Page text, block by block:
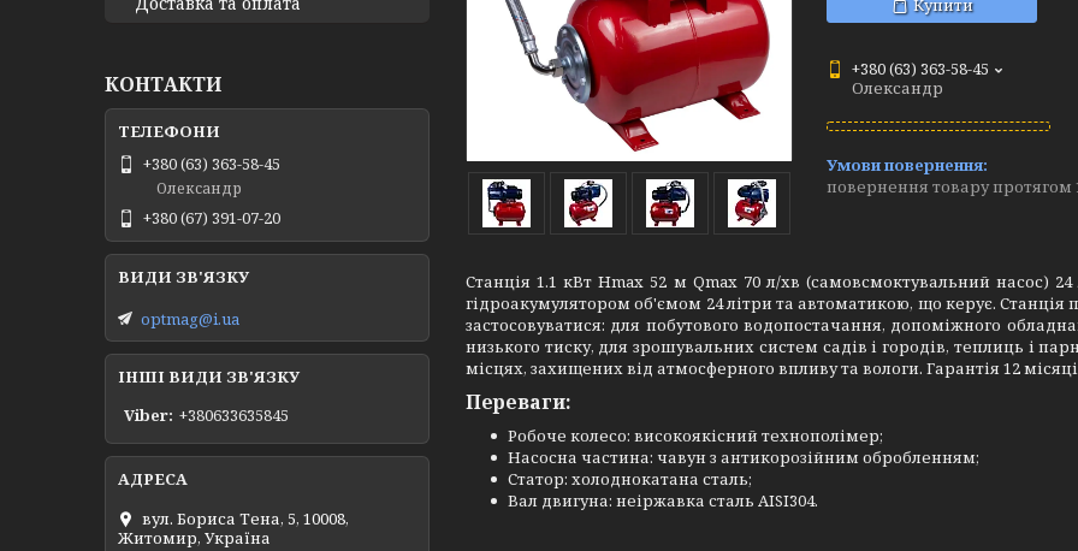
Купити
+380 (63) 363-58-45
Олександр
повернення товару протягом
Станція 1.1 кВт Hmax 52 м Qmax 70 л/хв (самовсмоктувальний насос) 24
гідроакумулятором об'ємом 24 літри та автоматикою, що керує.
застосовуватися: для побутового водопостачання, допоміжного
низького тиску, для зрошувальних систем садів і городів, теплиць і
місцях, захищених від атмосферного впливу та вологи. Гарантія 12
Переваги:
Робоче колесо: високоякісний технополімер;
Насосна частина: чавун з антикорозійним обробленням;
Статор: холоднокатана сталь;
Вал двигуна: неіржавка сталь AISI304.
КОНТАКТИ
+380 (63) 363-58-45
Олександр
+380 (67) 391-07-20
optmag@i.ua
ІНШІ ВИДИ ЗВ'ЯЗКУ
Viber +380633635845
вул. Бориса Тена, 5, 10008,
Житомир, Україна